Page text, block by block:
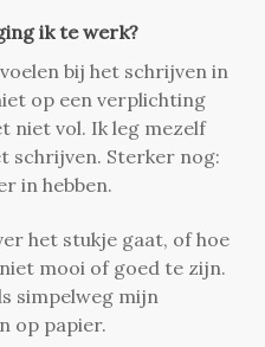
ik te werk?
bij het schrijven in
op een verplichting
niet vol. Ik leg mezelf
schrijven. Sterker nog:
in hebben.
het stukje gaat, of hoe
mooi of goed te zijn.
simpelweg mijn
op papier.